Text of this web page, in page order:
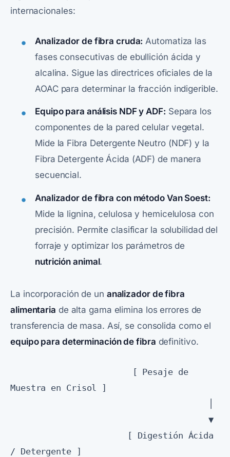
internacionales:
Analizador de fibra cruda: Automatiza las
fases consecutivas de ebullición ácida y
alcalina. Sigue las directrices oficiales de la
AOAC para determinar la fracción indigerible.
Equipo para análisis NDF y ADF: Separa los
componentes de la pared celular vegetal.
Mide la Fibra Detergente Neutro (NDF) y la
Fibra Detergente Ácida (ADF) de manera
secuencial.
Analizador de fibra con método Van Soest:
Mide la lignina, celulosa y hemicelulosa con
precisión. Permite clasificar la solubilidad del
forraje y optimizar los parámetros de
nutrición animal.
La incorporación de un analizador de fibra
alimentaria de alta gama elimina los errores de
transferencia de masa. Así, se consolida como el
equipo para determinación de fibra definitivo.
Muestra en Crisol ]
                                       ▼
/ Detergente ]